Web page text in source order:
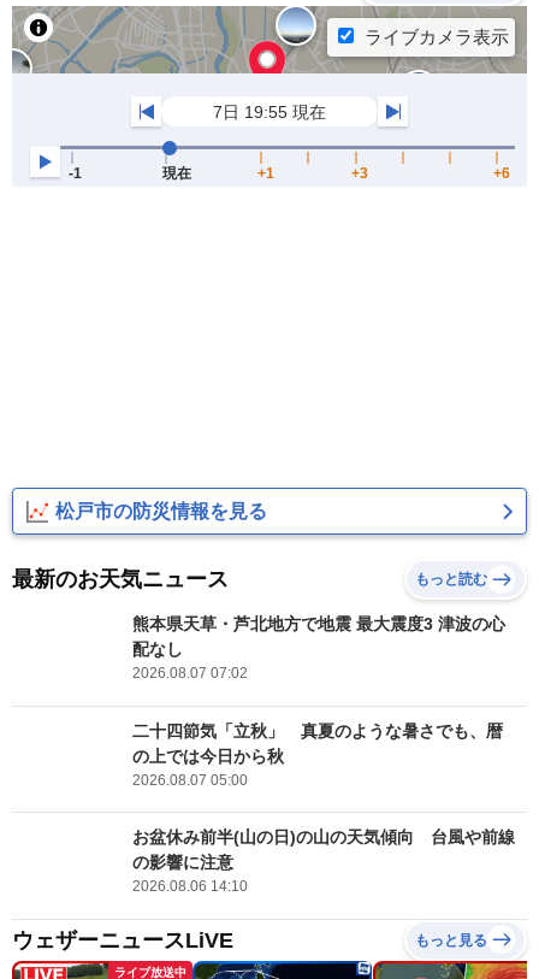
松戸市の防災情報を見る
最新のお天気ニュース もっと読む
熊本県天草・芦北地方で地震 最大震度3 津波の心
配なし
2026.08.07 07:02
二十四節気「立秋」 真夏のような暑さでも、暦
の上では今日から秋
2026.08.07 05:00
お盆休み前半(山の日)の山の天気傾向 台風や前線
の影響に注意
2026.08.06 14:10
ウェザーニュースLiVE もっと見る
ライブ放送中